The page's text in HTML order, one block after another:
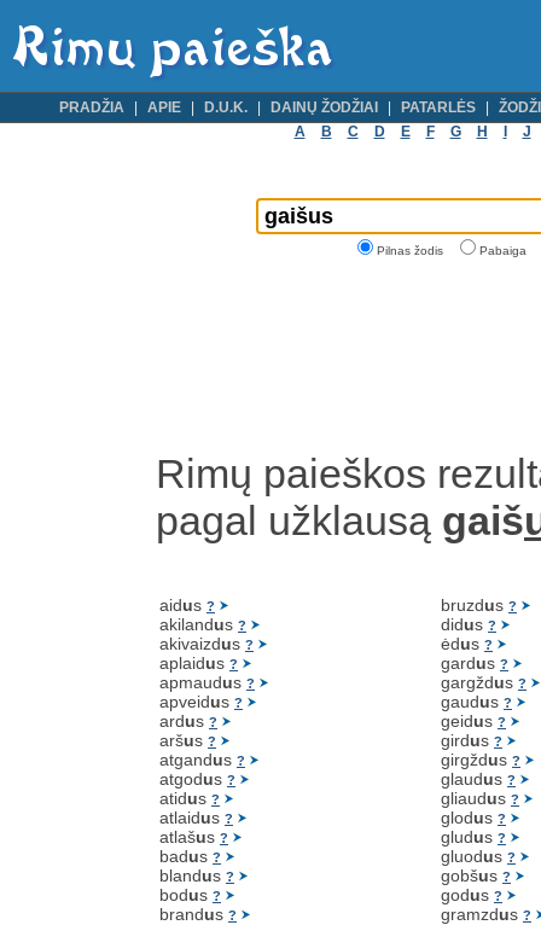
PRADŽIA APIE D.U.K. DAINŲ ŽODŽIAI PATARLĖS
A
B C D E F G H J
Pilnas žodis Pabaiga
Rimų paieškos
pagal užklausą gaiš
aidus ?
akilandus ?
akivaizdus ?
aplaidus ?
apmaudus ?
apveidus ?
ardus ?
aršus ?
atgandus ?
atgodus ?
atidus ?
atlaidus ?
atlašus ?
badus ?
blandus ?
bodus ?
brandus ?
bruzdus ?
didus ?
ėdus ?
gardus ?
gargždus ?
gaudus ?
geidus ?
girdus ?
girgždus ?
glaudus ?
gliaudus ?
glodus ?
gludus ?
gluodus ?
gobšus ?
godus ?
gramzdus ?